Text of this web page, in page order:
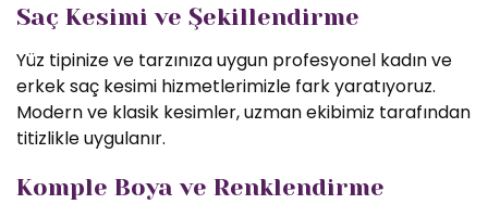
Saç Kesimi ve Şekillendirme
Yüz tipinize ve tarzınıza uygun profesyonel kadın ve
erkek saç kesimi hizmetlerimizle fark yaratıyoruz.
Modern ve klasik kesimler, uzman ekibimiz tarafından
titizlikle uygulanır.
Komple Boya ve Renklendirme